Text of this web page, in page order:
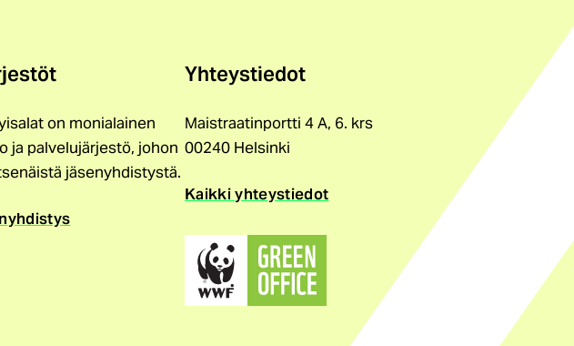
on monialainen
ja palvelujärjestö, johon
jäsenyhdistystä.
Yhteystiedot
Maistraatinportti 4 A, 6. krs
00240 Helsinki
Kaikki yhteystiedot